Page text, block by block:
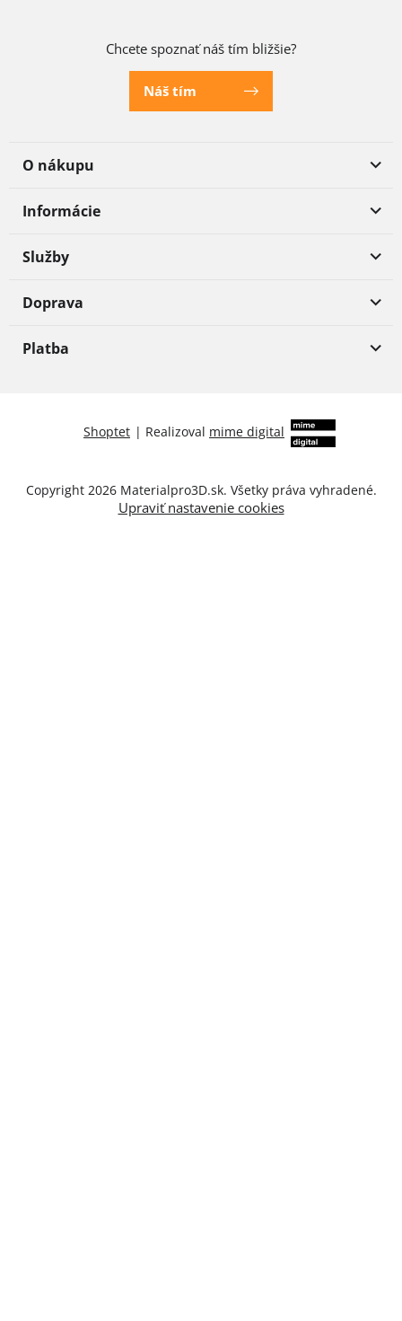
Chcete spoznať náš tím bližšie?
Náš tím
O nákupu
Informácie
Služby
Doprava
Platba
Shoptet | Realizoval mime digital
Copyright 2026 Materialpro3D.sk. Všetky práva vyhradené.
Upraviť nastavenie cookies